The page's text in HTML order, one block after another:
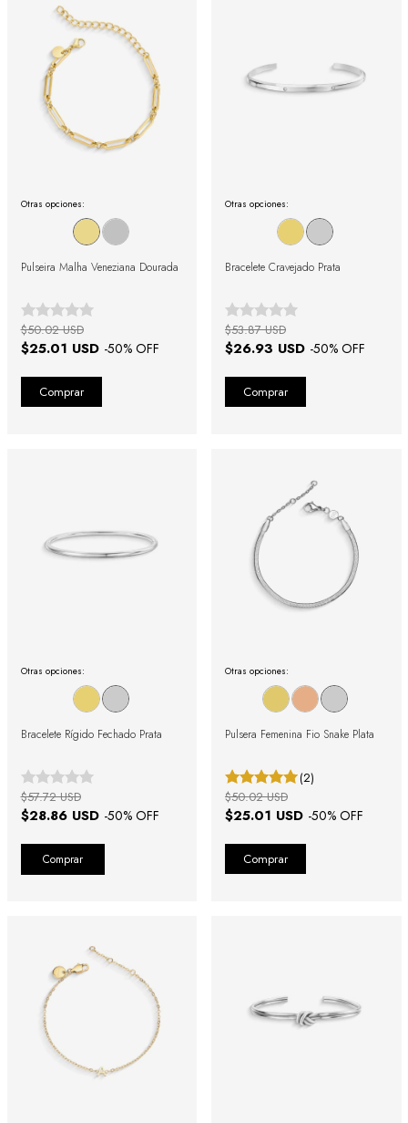
Otras opciones:
Pulseira Malha Veneziana Dourada
$25.01 USD -50% OFF
$50.02 USD
Otras opciones:
Bracelete Cravejado Prata
$26.93 USD -50% OFF
$53.87 USD
Otras opciones:
Bracelete Rígido Fechado Prata
$28.86 USD -50% OFF
$57.72 USD
Comprar
Otras opciones:
Pulsera Femenina Fio Snake Plata
(2)
$25.01 USD -50% OFF
$50.02 USD